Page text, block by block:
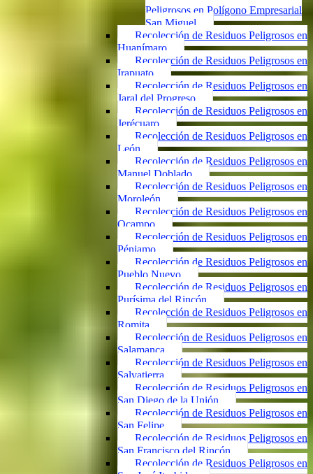
Peligrosos en Polígono Empresarial
San Miguel
Recolección de Residuos Peligrosos en
Huanímaro
Recolección de Residuos Peligrosos en
Irapuato
Recolección de Residuos Peligrosos en
Jaral del Progreso
Recolección de Residuos Peligrosos en
Jerécuaro
Recolección de Residuos Peligrosos en
León
Recolección de Residuos Peligrosos en
Manuel Doblado
Recolección de Residuos Peligrosos en
Moroleón
Recolección de Residuos Peligrosos en
Ocampo
Recolección de Residuos Peligrosos en
Pénjamo
Recolección de Residuos Peligrosos en
Pueblo Nuevo
Recolección de Residuos Peligrosos en
Purísima del Rincón
Recolección de Residuos Peligrosos en
Romita
Recolección de Residuos Peligrosos en
Salamanca
Recolección de Residuos Peligrosos en
Salvatierra
Recolección de Residuos Peligrosos en
San Diego de la Unión
Recolección de Residuos Peligrosos en
San Felipe
Recolección de Residuos Peligrosos en
San Francisco del Rincón
Recolección de Residuos Peligrosos en